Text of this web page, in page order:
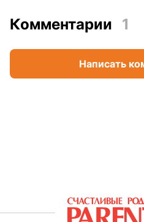
Комментарии 1
Написать